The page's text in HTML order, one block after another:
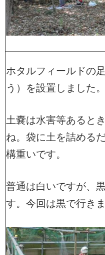
ホタルフィールドの
う）を設置しました。
土嚢は水害等あると
ね。袋に土を詰める
構重いです。
普通は白いですが、
す。今回は黒で行きま